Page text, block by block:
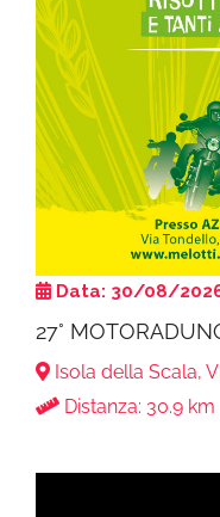
Data: 30/08/
27°
Isola della Scala,
Distanza: 30.9 km